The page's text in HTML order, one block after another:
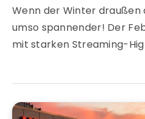
Wenn der Winter draußen
umso spannender! Der
mit starken Streaming-